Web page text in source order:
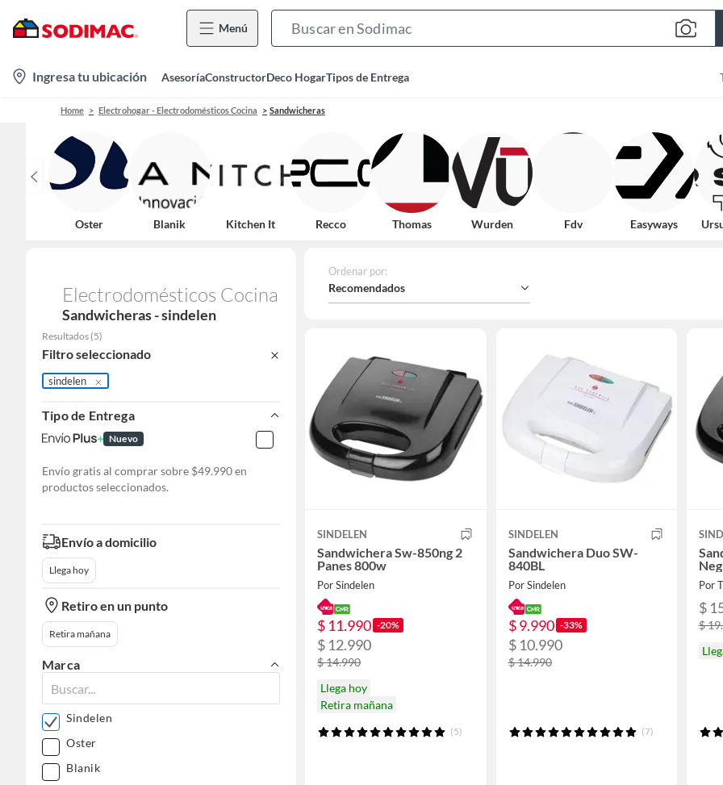
Menú
Bar
location-
icon
Ingresa tu ubicación AsesoríaConstructorDeco HogarTipos de Entrega
Home Electrohogar - Electrodomésticos Cocina Sandwicheras
Oster Blanik Kitchen It Recco Thomas Wurden Fdv Easyways
Electrodomésticos Cocina
Sandwicheras - sindelen
Resultados (5)
Filtro seleccionado
sindelen
Tipo de Entrega
Nuevo
Envío gratis al comprar sobre $49.990 en
productos seleccionados.
Envío a domicilio
Llega hoy
Retiro en un punto
Retira mañana
Marca
Sindelen
Oster
Blanik
Ordenar por:
Recomendados
SINDELEN
Sandwichera Sw-850ng 2
Panes 800w
Por Sindelen
$ 11.990 -20%
$ 12.990
$ 14.990
Llega hoy
Retira mañana
(5)
SINDELEN
Sandwichera Duo SW-
840BL
Por Sindelen
$ 9.990 -33%
$ 10.990
$ 14.990
(7)
Por
$
$